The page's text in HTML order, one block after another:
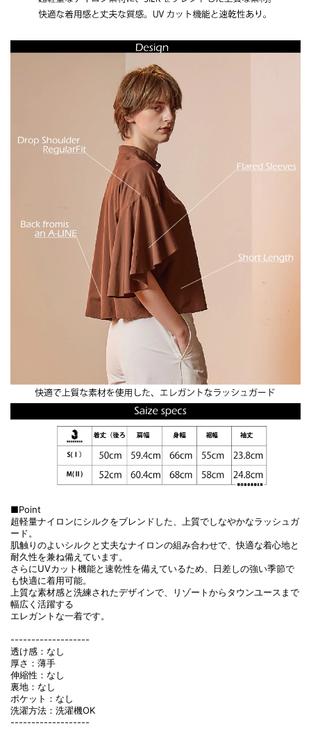
■Point
超軽量ナイロンにシルクをブレンドした、上質でしなやかなラッシュガ
ード。
肌触りのよいシルクと丈夫なナイロンの組み合わせで、快適な着心地と
耐久性を兼ね備えています。
さらにUVカット機能と速乾性を備えているため、日差しの強い季節で
も快適に着用可能。
上質な素材感と洗練されたデザインで、リゾートからタウンユースまで
幅広く活躍する
エレガントな一着です。
-------------------
透け感：なし
厚さ：薄手
伸縮性：なし
裏地：なし
ポケット：なし
洗濯方法：洗濯機OK
-------------------